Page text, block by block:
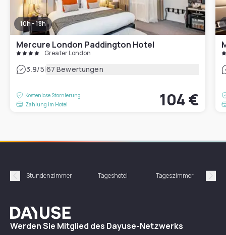
10h - 18h
Mercure London Paddington Hotel
Greater London
3.9/5|67 Bewertungen
Kostenlose Stornierung
Zahlung im Hotel
104 €
Précédent
Stundenzimmer Tageshotel Tageszimmer
Dayuse
Werden Sie Mitglied des Dayuse-Netzwerks